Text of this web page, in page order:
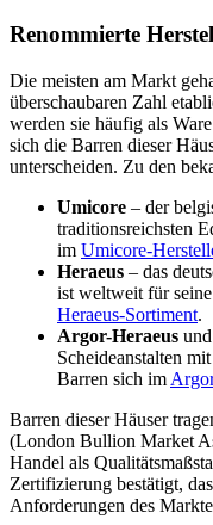
Renommierte
Die meisten am Markt
überschaubaren Zahl
werden sie häufig als
sich die Barren dieser
unterscheiden. Zu den
Umicore – der
traditionsreichsten
im Umicore-
Heraeus – das
ist weltweit für
Heraeus-Sortiment.
Argor-Heraeus und
Scheideanstalten
Barren sich im
Barren dieser Häuser
(London Bullion Market
Handel als
Zertifizierung bestätigt,
Anforderungen des